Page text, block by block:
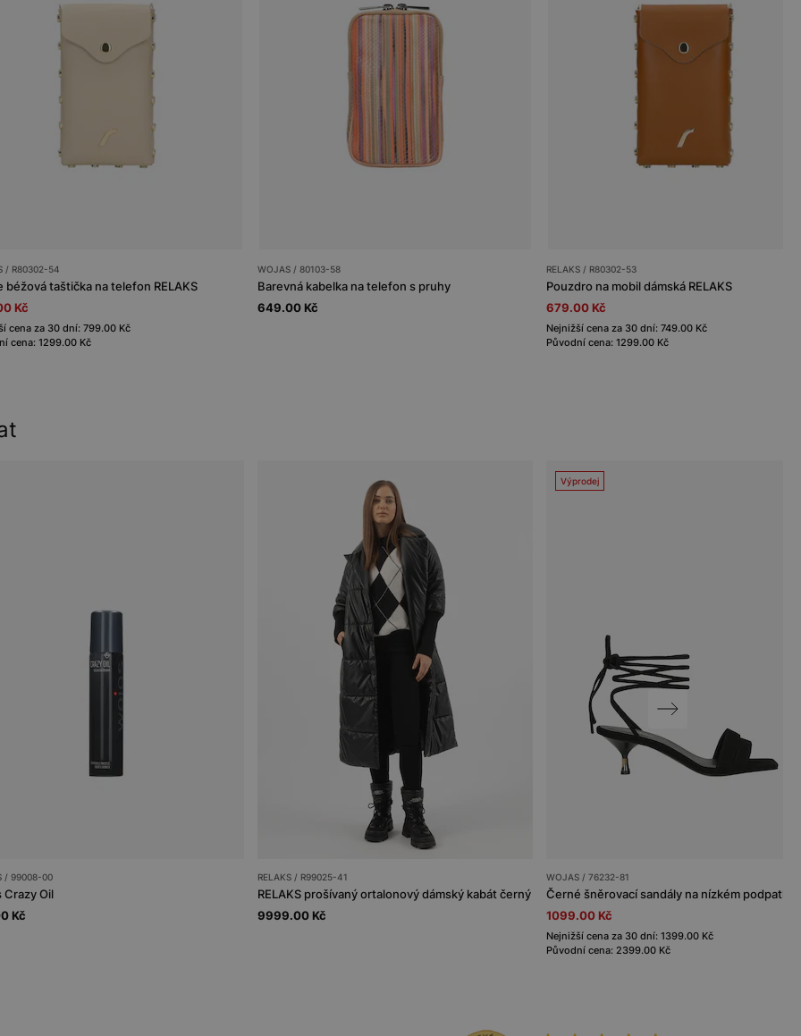
/ R80302-54
béžová taštička na telefon RELAKS
Kč
cena za 30 dní: 799.00 Kč
cena: 1299.00 Kč
WOJAS / 80103-58
Barevná kabelka na telefon s pruhy
649.00 Kč
RELAKS / R80302-53
Pouzdro na mobil dámská RELAKS
679.00 Kč
Nejnižší cena za 30 dní: 749.00 Kč
Původní cena: 1299.00 Kč
/ 99008-00
Crazy Oil
Kč
RELAKS / R99025-41
RELAKS prošívaný ortalonový dámský kabát černý
9999.00 Kč
Výprodej
WOJAS / 76232-81
Černé šněrovací sandály na nízkém podpatku
1099.00 Kč
Nejnižší cena za 30 dní: 1399.00 Kč
Původní cena: 2399.00 Kč